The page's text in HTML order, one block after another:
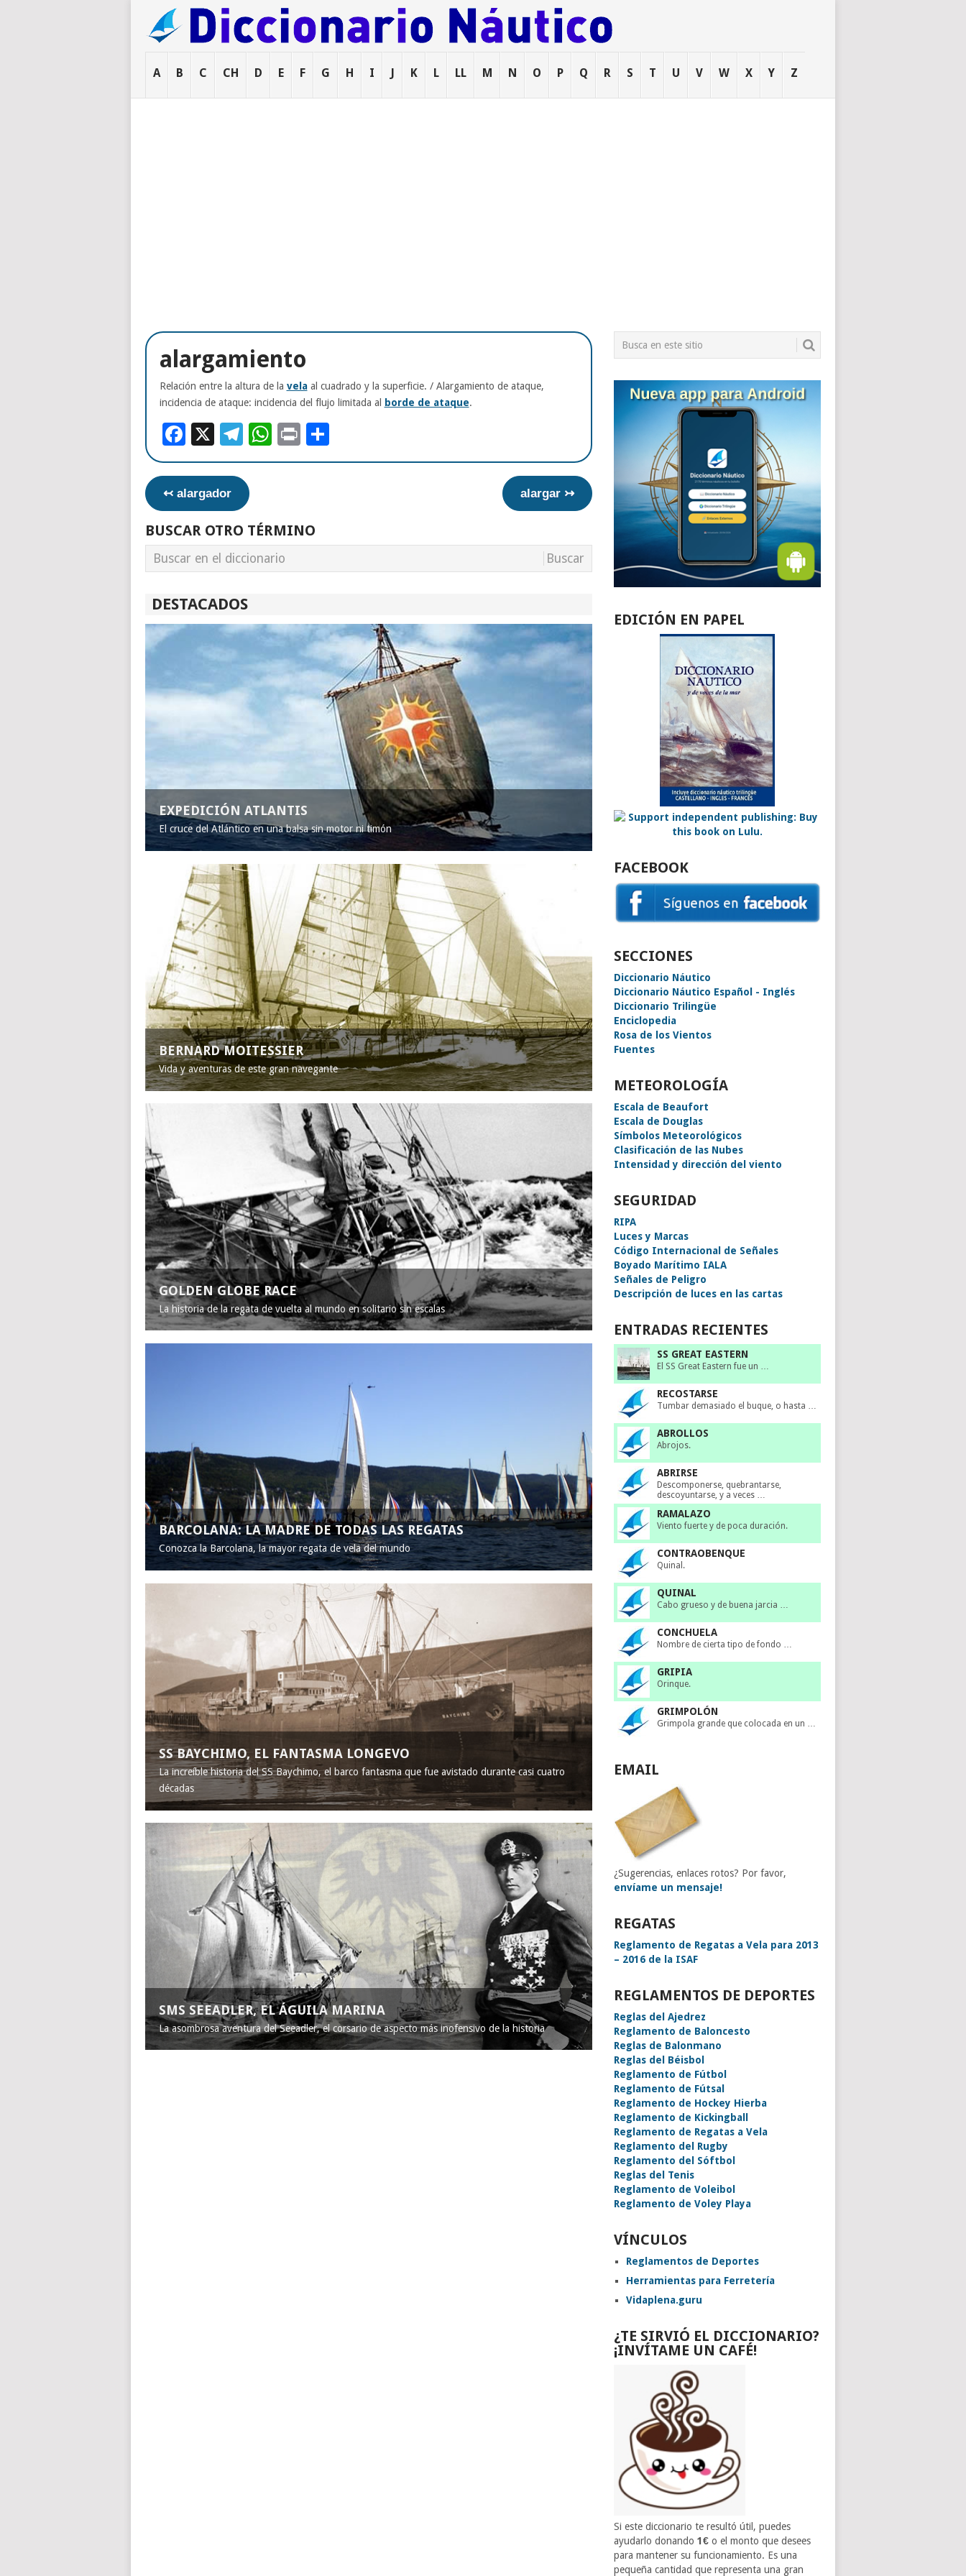
A B C CH D E F G H I J K L LL M N O P Q R S T U V W X Y Z
alargamiento
Relación entre la altura de la velaal cuadrado y la superficie. / Alargamiento de ataque,
incidencia de ataque: incidencia del flujo limitada al borde de ataque.
Facebook
X Telegram
WhatsApp
PrintCompartir
↢ alargador alargar ↣
BUSCAR OTRO TÉRMINO
DESTACADOS
EXPEDICIÓN ATLANTIS
El cruce del Atlántico en una balsa sin motor ni timón
BERNARD MOITESSIER
Vida y aventuras de este gran navegante
GOLDEN GLOBE RACE
La historia de la regata de vuelta al mundo en solitario sin escalas
BARCOLANA: LA MADRE DE TODAS LAS REGATAS
Conozca la Barcolana, la mayor regata de vela del mundo
SS BAYCHIMO, EL FANTASMA LONGEVO
La increíble historia del SS Baychimo, el barco fantasma que fue avistado durante casi cuatro
décadas
SMS SEEADLER, EL ÁGUILA MARINA
La asombrosa aventura del Seeadler, el corsario de aspecto más inofensivo de la historia
EDICIÓN EN PAPEL
FACEBOOK
SECCIONES
Diccionario Náutico
Diccionario Náutico Español - Inglés
Diccionario Trilingüe
Enciclopedia
Rosa de los Vientos
Fuentes
METEOROLOGÍA
Escala de Beaufort
Escala de Douglas
Símbolos Meteorológicos
Clasificación de las Nubes
Intensidad y dirección del viento
SEGURIDAD
RIPA
Luces y Marcas
Código Internacional de Señales
Boyado Marítimo IALA
Señales de Peligro
Descripción de luces en las cartas
ENTRADAS RECIENTES
SS GREAT EASTERN
El SS Great Eastern fue un …
RECOSTARSE
Tumbar demasiado el buque, o hasta …
ABROLLOS
Abrojos.
ABRIRSE
Descomponerse, quebrantarse,
descoyuntarse, y a veces …
RAMALAZO
Viento fuerte y de poca duración.
CONTRAOBENQUE
Quinal.
QUINAL
Cabo grueso y de buena jarcia …
CONCHUELA
Nombre de cierta tipo de fondo …
GRIPIA
Orinque.
GRIMPOLÓN
Grimpola grande que colocada en un …
EMAIL
¿Sugerencias, enlaces rotos? Por favor,
envíame un mensaje!
REGATAS
Reglamento de Regatas a Vela para 2013
– 2016 de la ISAF
REGLAMENTOS DE DEPORTES
Reglas del Ajedrez
Reglamento de Baloncesto
Reglas de Balonmano
Reglas del Béisbol
Reglamento de Fútbol
Reglamento de Fútsal
Reglamento de Hockey Hierba
Reglamento de Kickingball
Reglamento de Regatas a Vela
Reglamento del Rugby
Reglamento del Sóftbol
Reglas del Tenis
Reglamento de Voleibol
Reglamento de Voley Playa
VÍNCULOS
Reglamentos de Deportes
Herramientas para Ferretería
Vidaplena.guru
¿TE SIRVIÓ EL DICCIONARIO?
¡INVÍTAME UN CAFÉ!
Si este diccionario te resultó útil, puedes
ayudarlo donando1€ o el monto que desees
para mantener su funcionamiento. Es una
pequeña cantidad que representa una gran